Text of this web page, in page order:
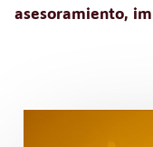
asesoramiento,